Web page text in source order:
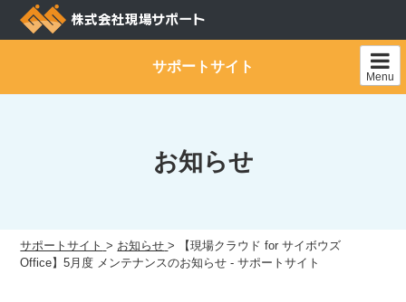
Skip
サポートサイト
Menu
お知らせ
サポートサイト > お知らせ >
【現場クラウド for サイボウズ
Office】5月度 メンテナンスのお知らせ - サポートサイト